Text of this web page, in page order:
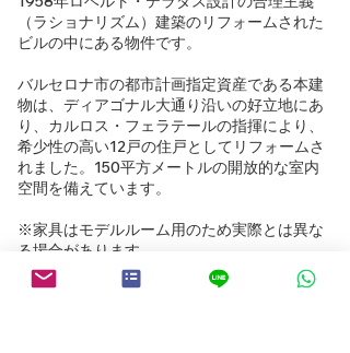
（ラショナリズム）建築のリフォームされた
ビルの中にある物件です。
バルセロナ市の都市計画指定資産である本建
物は、ディアゴナル大通り沿いの好立地にあ
り、カルロス・フェラテールの指揮により、
希少性の高い12戸の住戸としてリフォームさ
れました。150平方メートルの開放的な室内
空間を備えています。
※家具はモデルルーム用のため実際とは異な
る場合があります。